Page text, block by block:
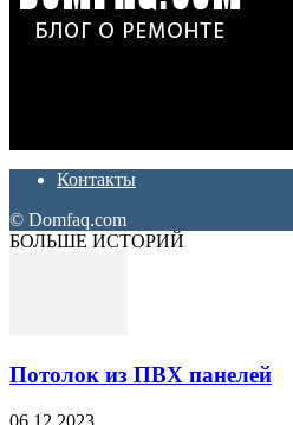
Контакты
© Domfaq.com
БОЛЬШЕ ИСТОРИЙ
Потолок из ПВХ панелей
06.12.2023